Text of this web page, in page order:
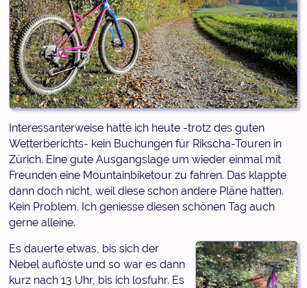
Interessanterweise hatte ich heute -trotz des guten
Wetterberichts- kein Buchungen für Rikscha-Touren in
Zürich. Eine gute Ausgangslage um wieder einmal mit
Freunden eine Mountainbiketour zu fahren. Das klappte
dann doch nicht, weil diese schon andere Pläne hatten.
Kein Problem. Ich geniesse diesen schönen Tag auch
gerne alleine.
Es dauerte etwas, bis sich der
Nebel auflöste und so war es dann
kurz nach 13 Uhr, bis ich losfuhr. Es